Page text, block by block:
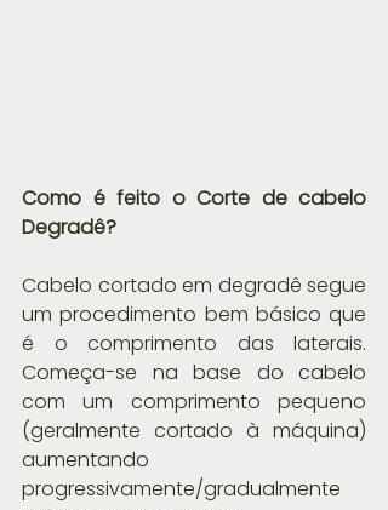
Como é feito o Corte de cabelo
Degradê?
Cabelo cortado em degradê segue
um procedimento bem básico que
é o comprimento das laterais.
Começa-se na base do cabelo
com um comprimento pequeno
(geralmente cortado à máquina)
aumentando
progressivamente/gradualmente